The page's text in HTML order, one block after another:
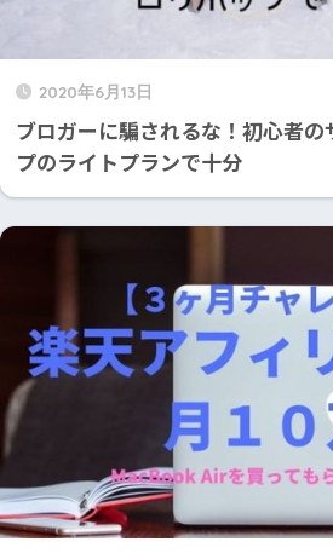
2020年6月13日
ブロガーに騙されるな！初心者の
プのライトプランで十分